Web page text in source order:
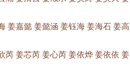
姜嘉懿 姜懿涵 姜钰海 姜海石 姜高
芮 姜芯芮 姜心芮 姜依烨 姜依依 姜